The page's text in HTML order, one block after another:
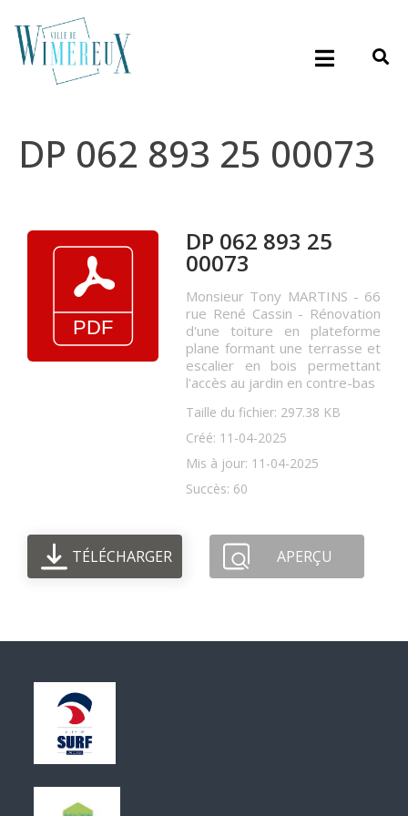
DP 062 893 25 00073
DP 062 893 25
00073
Monsieur Tony MARTINS - 66
rue René Cassin - Rénovation
d'une toiture en plateforme
plane formant une terrasse et
escalier en bois permettant
l'accès au jardin en contre-bas
Taille du fichier: 297.38 KB
Créé: 11-04-2025
Mis à jour: 11-04-2025
Succès: 60
TÉLÉCHARGER APERÇU